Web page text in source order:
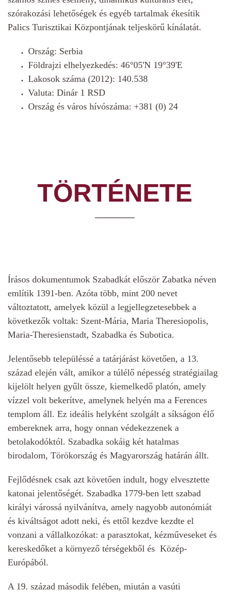
szórakozási lehetőségek és egyéb tartalmak ékesítik
Palics Turisztikai Központjának teljeskörű kínálatát.
Ország: Serbia
Földrajzi elhelyezkedés: 46°05'N 19°39'E
Lakosok száma (2012): 140.538
Valuta: Dinár 1 RSD
Ország és város hívószáma: +381 (0) 24
TÖRTÉNETE
Írásos dokumentumok Szabadkát először Zabatka néven
említik 1391-ben. Azóta több, mint 200 nevet
változtatott, amelyek közül a legjellegzetesebbek a
következők voltak: Szent-Mária, Maria Theresiopolis,
Maria-Theresienstadt, Szabadka és Subotica.
Jelentősebb településsé a tatárjárást követően, a 13.
század elején vált, amikor a túlélő népesség stratégiailag
kijelölt helyen gyűlt össze, kiemelkedő platón, amely
vízzel volt bekerítve, amelynek helyén ma a Ferences
templom áll. Ez ideális helyként szolgált a síkságon élő
embereknek arra, hogy onnan védekezzenek a
betolakodóktól. Szabadka sokáig két hatalmas
birodalom, Törökország és Magyarország határán állt.
Fejlődésnek csak azt követően indult, hogy elvesztette
katonai jelentőségét. Szabadka 1779-ben lett szabad
királyi várossá nyilvánítva, amely nagyobb autonómiát
és kiváltságot adott neki, és ettől kezdve kezdte el
vonzani a vállalkozókat: a parasztokat, kézműveseket és
kereskedőket a környező térségekből és Közép-
Európából.
A 19. század második felében, miután a vasúti